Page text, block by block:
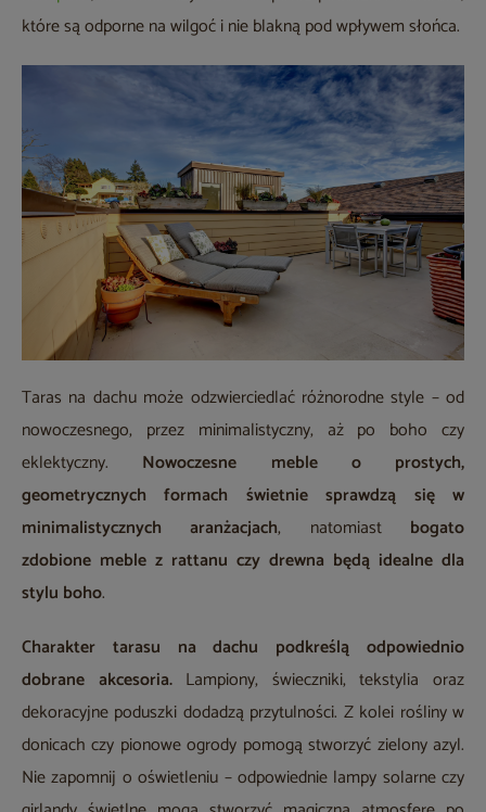
które są odporne na wilgoć i nie blakną pod wpływem słońca.
Taras na dachu może odzwierciedlać różnorodne style – od
nowoczesnego, przez minimalistyczny, aż po boho czy
eklektyczny. Nowoczesne meble o prostych,
geometrycznych formach świetnie sprawdzą się w
minimalistycznych aranżacjach, natomiast bogato
zdobione meble z rattanu czy drewna będą idealne dla
stylu boho.
Charakter tarasu na dachu podkreślą odpowiednio
dobrane akcesoria.Lampiony, świeczniki, tekstylia oraz
dekoracyjne poduszki dodadzą przytulności. Z kolei rośliny w
donicach czy pionowe ogrody pomogą stworzyć zielony azyl.
Nie zapomnij o oświetleniu – odpowiednie lampy solarne czy